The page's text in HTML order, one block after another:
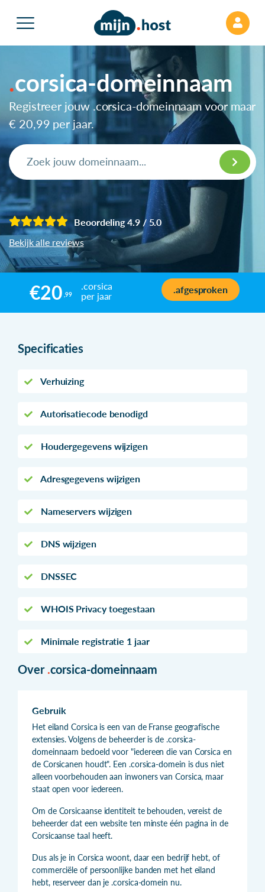
corsica-domeinnaam
Registreer jouw .corsica-domeinnaam voor maar
€ 20,99 per jaar.
Beoordeling 4.9 / 5.0
Bekijk alle reviews
€20 ,99
.corsica
per jaar
.afgesproken
Specificaties
Verhuizing
Autorisatiecode benodigd
Houdergegevens wijzigen
Adresgegevens wijzigen
Nameservers wijzigen
DNS wijzigen
DNSSEC
WHOIS Privacy toegestaan
Minimale registratie 1 jaar
Over .corsica-domeinnaam
Gebruik
Het eiland Corsica is een van de Franse geografische
extensies. Volgens de beheerder is de .corsica-
domeinnaam bedoeld voor "iedereen die van Corsica en
de Corsicanen houdt". Een .corsica-domein is dus niet
alleen voorbehouden aan inwoners van Corsica, maar
staat open voor iedereen.
Om de Corsicaanse identiteit te behouden, vereist de
beheerder dat een website ten minste één pagina in de
Corsicaanse taal heeft.
Dus als je in Corsica woont, daar een bedrijf hebt, of
commerciële of persoonlijke banden met het eiland
hebt, reserveer dan je .corsica-domein nu.